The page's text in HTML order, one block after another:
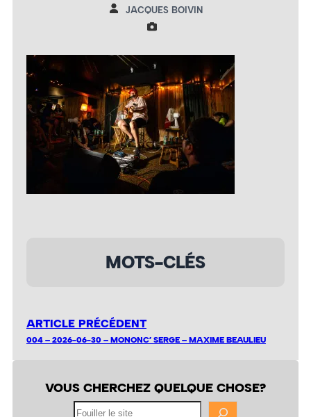
JACQUES BOIVIN
MOTS-CLÉS
ARTICLE PRÉCÉDENT
004 – 2026-06-30 – MONONC’ SERGE – MAXIME BEAULIEU
VOUS CHERCHEZ QUELQUE CHOSE?